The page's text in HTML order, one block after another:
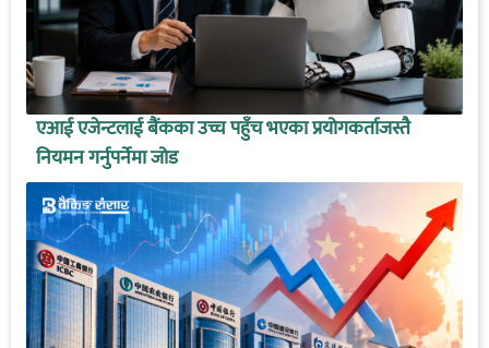
एआई एजेन्टलाई बैंकका उच्च पहुँच भएका प्रयोगकर्ताजस्तै
नियमन गर्नुपर्नेमा जोड